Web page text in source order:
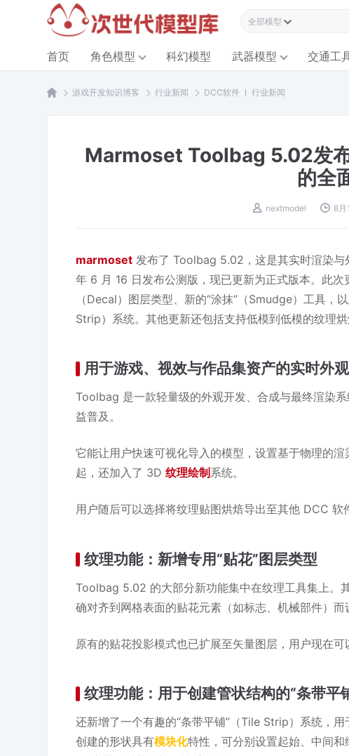
全部模型资源
首页 角色模型 科幻模型 武器模型 交通工
游戏开发知识博客 行业新闻 DCC软件 行业新闻
Marmoset Toolbag 5.02发
的全
nextmodel 8月
marmoset 发布了 Toolbag 5.02，这是其实时渲染
年 6 月 16 日发布公测版，现已更新为正式版本。此
（Decal）图层类型、新的“涂抹”（Smudge）工具，
Strip）系统。其他更新还包括支持低模到低模的纹理
用于游戏、视效与作品集资产的实时外
Toolbag 是一款轻量级的外观开发、合成与最终渲染
益普及。
它能让用户快速可视化导入的模型，设置基于物理的
起，还加入了 3D纹理绘制 系统。
用户随后可以选择将纹理贴图烘焙导出至其他 DCC 软
纹理功能：新增专用“贴花”图层类型
Toolbag 5.02 的大部分新功能集中在纹理工具集上。
确对齐到网格表面的贴花元素（如标志、机械部件）而
原有的贴花投影模式也已扩展至矢量图层，用户现在
纹理功能：用于创建管状结构的“条带平
还新增了一个有趣的“条带平铺”（Tile Strip）系统，
创建的形状具有模块化特性，可分别设置起始、中间